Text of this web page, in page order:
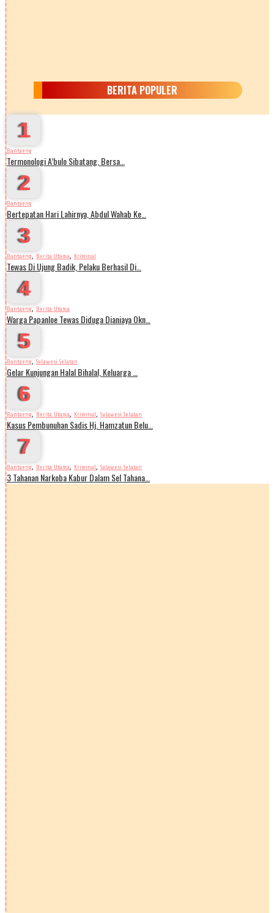
BERITA POPULER
1
Bantaeng
Termonologi A’bulo Sibatang, Bersa…
2
Bantaeng
Bertepatan Hari Lahirnya, Abdul Wahab Ke…
3
Bantaeng, Berita Utama Kriminal
Tewas Di Ujung Badik, Pelaku Berhasil Di…
4
Bantaeng, Berita Utama
Warga Papanloe Tewas Diduga Dianiaya Okn…
5
Bantaeng, Sulawesi Selatan
Gelar Kunjungan Halal Bihalal, Keluarga …
6
Bantaeng, Berita Utama Kriminal Sulawesi Selatan
Kasus Pembunuhan Sadis Hj. Hamzatun Belu…
7
Bantaeng, Berita Utama Kriminal Sulawesi Selatan
3 Tahanan Narkoba Kabur Dalam Sel Tahana…